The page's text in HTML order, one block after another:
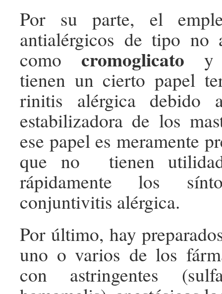
Por su parte, el
antialérgicos de tipo no
como cromoglicato
tienen un cierto papel
rinitis alérgica debido
estabilizadora de los
ese papel es meramente
que no tienen
rápidamente los
conjuntivitis alérgica.
Por último, hay
uno o varios de los
con astringentes